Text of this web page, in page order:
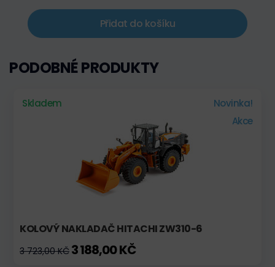
Přidat do košíku
PODOBNÉ PRODUKTY
Skladem
Novinka!
Akce
KOLOVÝ NAKLADAČ HITACHI ZW310-6
3 723,00 KČ 3 188,00 KČ